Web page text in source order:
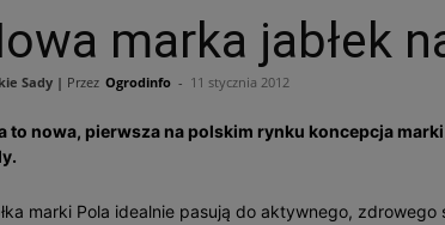
marka jabłek
Sady | Przez Ogrodinfo - 11 stycznia 2012
to nowa, pierwsza na polskim rynku koncepcja
marki Pola idealnie pasują do aktywnego,